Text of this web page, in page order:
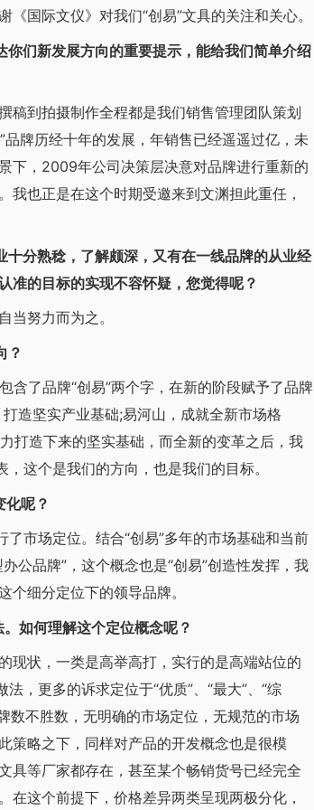
国际文仪》对我们“创易”文具的关注和关心。
们新发展方向的重要提示，能给我们简单介绍
到拍摄制作全程都是我们销售管理团队策划
牌历经十年的发展，年销售已经遥遥过亿，未
下，2009年公司决策层决意对品牌进行重新的
也正是在这个时期受邀来到文渊担此重任，
分熟稔，了解颇深，又有在一线品牌的从业经
准的目标的实现不容怀疑，您觉得呢？
努力而为之。
？
了品牌“创易”两个字，在新的阶段赋予了品牌
造坚实产业基础;易河山，成就全新市场格
打造下来的坚实基础，而全新的变革之后，我
这个是我们的方向，也是我们的目标。
呢？
市场定位。结合“创易”多年的市场基础和当前
品牌”，这个概念也是“创易”创造性发挥，我
细分定位下的领导品牌。
如何理解这个定位概念呢？
状，一类是高举高打，实行的是高端站位的
，更多的诉求定位于“优质”、“最大”、“综
数不胜数，无明确的市场定位，无规范的市场
策略之下，同样对产品的开发概念也是很模
具等厂家都存在，甚至某个畅销货号已经完全
这个前提下，价格差异两类呈现两极分化，